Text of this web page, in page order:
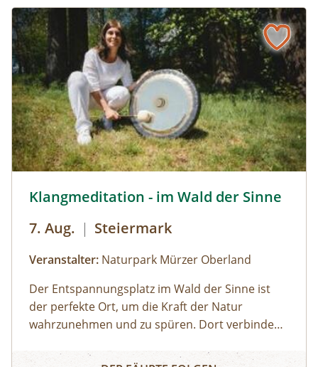
Stimmung und Mystik dieser sagenumwobenen
Urlandschaft und ergründen so manches
Moorgeheimnis.Infos und Buchung:
Klangmeditation - im Wald der Sinne
7. Aug. | Steiermark
Veranstalter: Naturpark Mürzer Oberland
Der Entspannungsplatz im Wald der Sinne ist
der perfekte Ort, um die Kraft der Natur
wahrzunehmen und zu spüren. Dort verbinden
Trommeln, Gong, Kristallschalen und anderen
Klangmeditation - im Wald der Sinne